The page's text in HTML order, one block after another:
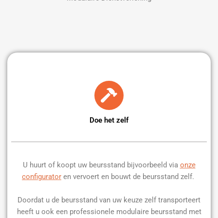
Doe het zelf
U huurt of koopt uw beursstand bijvoorbeeld via onze
configurator en vervoert en bouwt de beursstand zelf.
Doordat u de beursstand van uw keuze zelf transporteert
heeft u ook een professionele modulaire beursstand met